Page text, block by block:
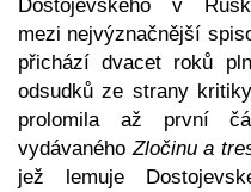
Dostojevského v
mezi nejvýznačnější
přichází dvacet roků
odsudků ze strany
prolomila až první
vydávaného Zločinu a
jež lemuje